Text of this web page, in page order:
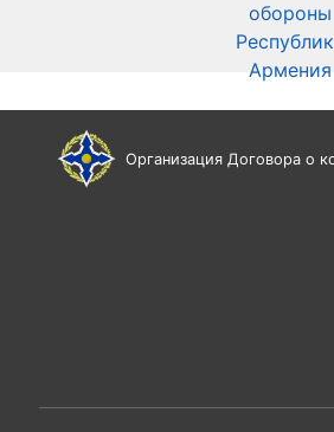
обороны
Армения
Организация Договора о